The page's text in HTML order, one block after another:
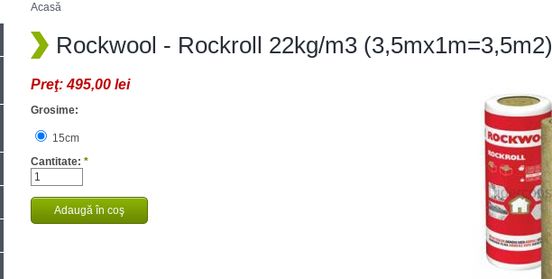
Acasă
Rockwool - Rockroll 22kg/m3 (3,5mx1m=3,5m2)
Preţ:495,00 lei
Grosime:
15cm
Cantitate: *